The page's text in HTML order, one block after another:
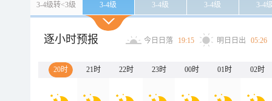
3-4级转<3级 3-4级 3-4级 3-4级 3-4
逐小时预报 今日日落 19:15 明日日出 05:26
20时 21时 22时 23时 00时 01时 02时